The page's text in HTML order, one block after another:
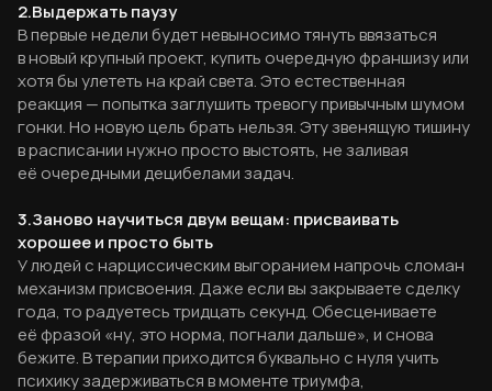
2.Выдержать паузу
В первые недели будет невыносимо тянуть ввязаться
в новый крупный проект, купить очередную франшизу или
хотя бы улететь на край света. Это естественная
реакция — попытка заглушить тревогу привычным шумом
гонки. Но новую цель брать нельзя. Эту звенящую тишину
в расписании нужно просто выстоять, не заливая
её очередными децибелами задач.
3.Заново научиться двум вещам: присваивать
хорошее и просто быть
У людей с нарциссическим выгоранием напрочь сломан
механизм присвоения. Даже если вы закрываете сделку
года, то радуетесь тридцать секунд. Обесцениваете
её фразой «ну, это норма, погнали дальше», и снова
бежите. В терапии приходится буквально с нуля учить
психику задерживаться в моменте триумфа,